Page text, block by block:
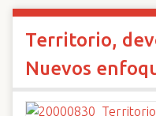
Territorio,
Nuevos